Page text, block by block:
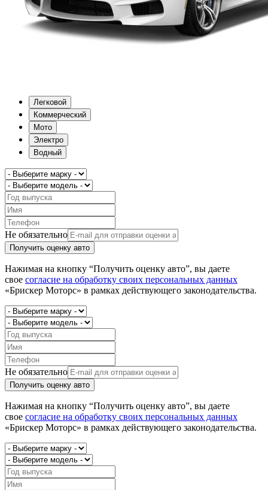
Легковой
Коммерческий
Мото
Электро
Водный
Не обязательно
Получить оценку авто
Нажимая на кнопку “Получить оценку авто”, вы даете
свое согласие на обработку своих персональных данных
«Брискер Моторс» в рамках действующего законодательства.
Не обязательно
Получить оценку авто
Нажимая на кнопку “Получить оценку авто”, вы даете
свое согласие на обработку своих персональных данных
«Брискер Моторс» в рамках действующего законодательства.